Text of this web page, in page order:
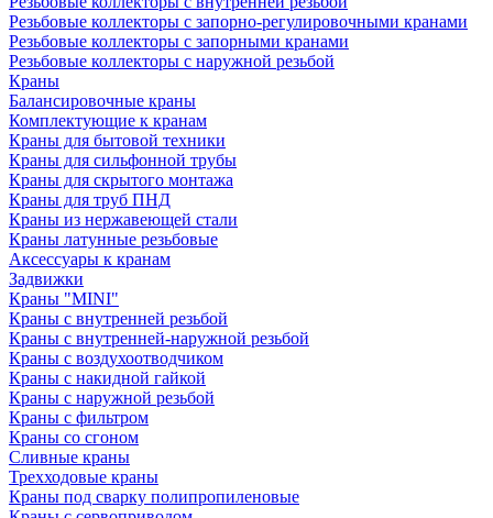
Резьбовые коллекторы с запорно-регулировочными кранами
Резьбовые коллекторы с запорными кранами
Резьбовые коллекторы с наружной резьбой
Краны
Балансировочные краны
Комплектующие к кранам
Краны для бытовой техники
Краны для сильфонной трубы
Краны для скрытого монтажа
Краны для труб ПНД
Краны из нержавеющей стали
Краны латунные резьбовые
Аксессуары к кранам
Задвижки
Краны "MINI"
Краны с внутренней резьбой
Краны с внутренней-наружной резьбой
Краны с воздухоотводчиком
Краны с накидной гайкой
Краны с наружной резьбой
Краны с фильтром
Краны со сгоном
Сливные краны
Трехходовые краны
Краны под сварку полипропиленовые